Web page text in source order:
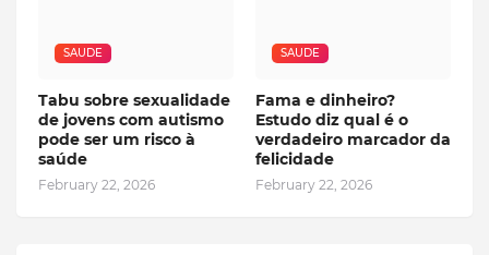
SAUDE
Tabu sobre sexualidade
de jovens com autismo
pode ser um risco à
saúde
February 22, 2026
SAUDE
Fama e dinheiro?
Estudo diz qual é o
verdadeiro marcador da
felicidade
February 22, 2026